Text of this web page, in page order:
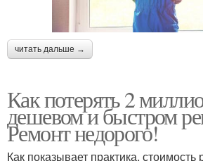
читать дальше →
Как потерять 2
дешевом и быстром
Ремонт недорого!
Как показывает практика, стоимость